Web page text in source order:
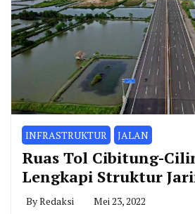
INFRASTRUKTUR JALAN
Ruas Tol Cibitung-
Lengkapi Struktur
ByRedaksi Mei 23, 2022